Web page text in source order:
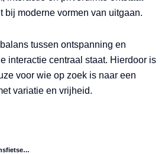
bij moderne vormen van uitgaan.
tussen ontspanning en
interactie centraal staat. Hierdoor is
voor wie op zoek is naar een
variatie en vrijheid.
Elektrische tweepersoonsfietsen: samen comfortabel op pad